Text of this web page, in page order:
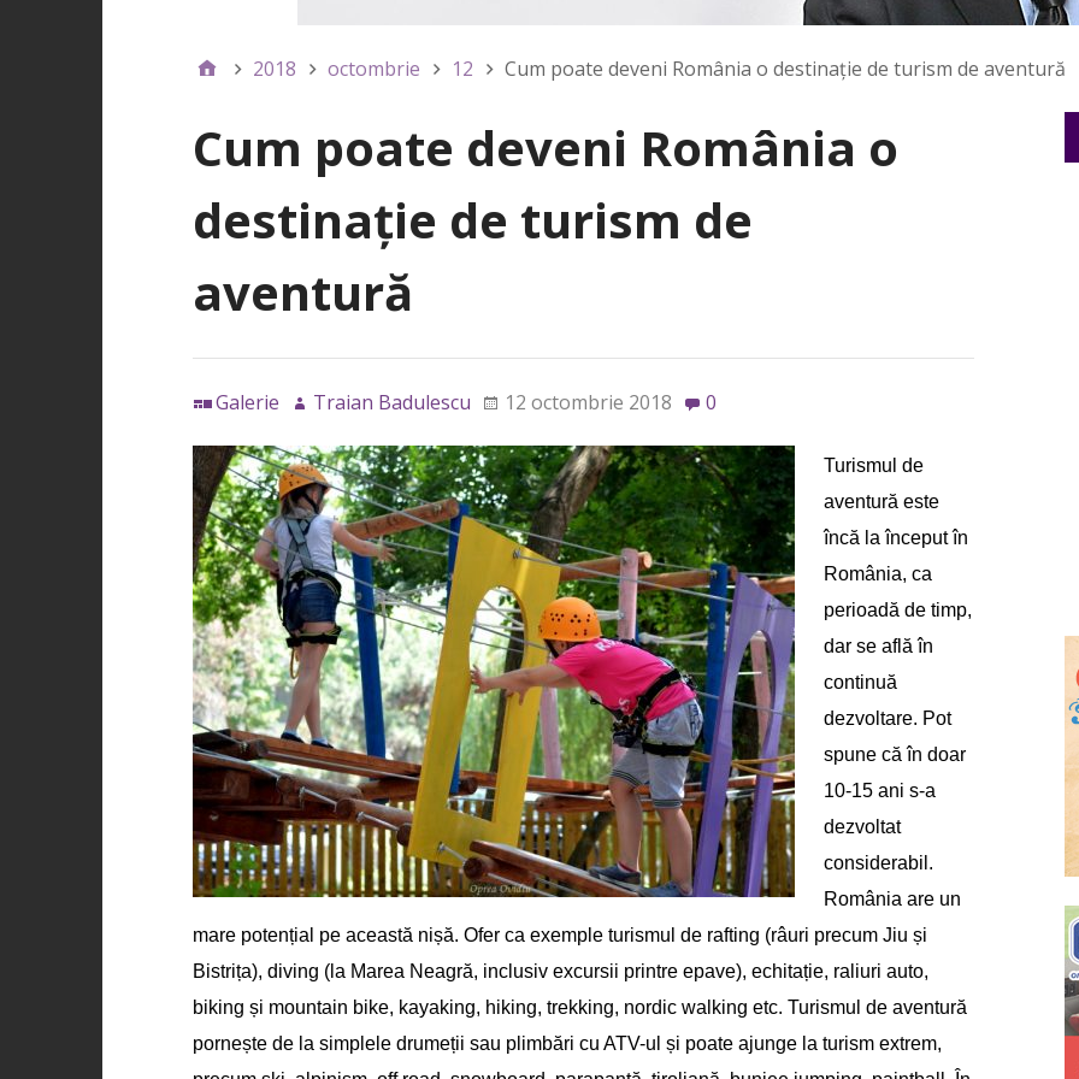
2018 octombrie 12 Cum poate deveni România o destinație de turism de aventură
Cum poate deveni România o
destinație de turism de
aventură
Galerie Traian Badulescu 12 octombrie 2018 0
Turismul de
aventură este
încă la început în
România, ca
perioadă de timp,
dar se află în
continuă
dezvoltare. Pot
spune că în doar
10-15 ani s-a
dezvoltat
considerabil.
România are un
mare potențial pe această nișă. Ofer ca exemple turismul de rafting (râuri precum Jiu și
Bistrița), diving (la Marea Neagră, inclusiv excursii printre epave), echitație, raliuri auto,
biking și mountain bike, kayaking, hiking, trekking, nordic walking etc. Turismul de aventură
pornește de la simplele drumeții sau plimbări cu ATV-ul și poate ajunge la turism extrem,